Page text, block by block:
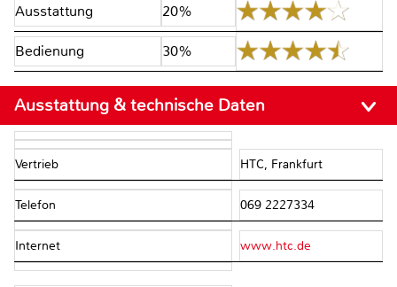
Ausstattung 20%
Bedienung 30%
Ausstattung & technische Daten
Vertrieb HTC, Frankfurt
Telefon 069 2227334
Internet www.htc.de